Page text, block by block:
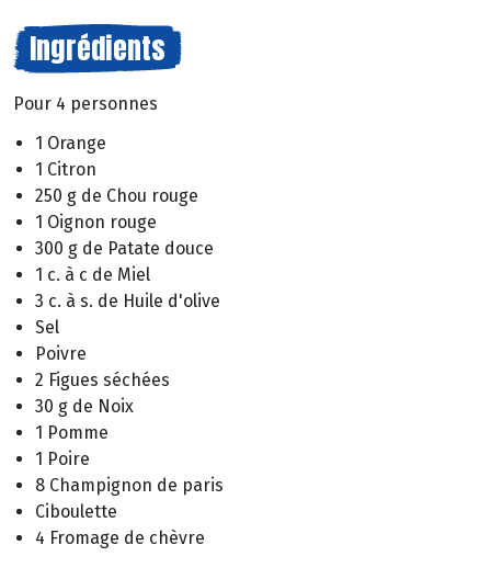
Ingrédients
Pour 4 personnes
1 Orange
1 Citron
250 g de Chou rouge
1 Oignon rouge
300 g de Patate douce
1 c. à c de Miel
3 c. à s. de Huile d'olive
Sel
Poivre
2 Figues séchées
30 g de Noix
1 Pomme
1 Poire
8 Champignon de paris
Ciboulette
4 Fromage de chèvre